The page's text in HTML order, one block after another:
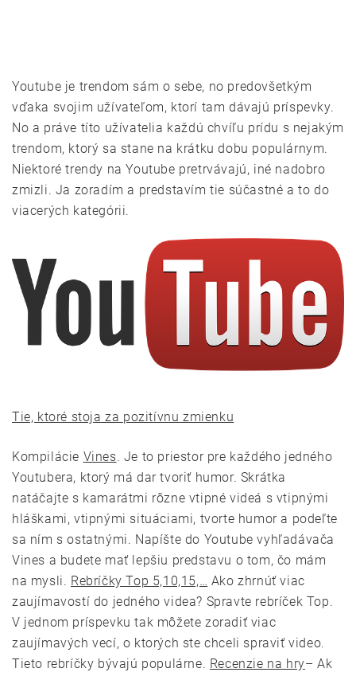
Youtube je trendom sám o sebe, no predovšetkým
vďaka svojim užívateľom, ktorí tam dávajú príspevky.
No a práve títo užívatelia každú chvíľu prídu s nejakým
trendom, ktorý sa stane na krátku dobu populárnym.
Niektoré trendy na Youtube pretrvávajú, iné nadobro
zmizli. Ja zoradím a predstavím tie súčastné a to do
viacerých kategórii.
Tie, ktoré stoja za pozitívnu zmienku
Kompilácie Vines. Je to priestor pre každého jedného
Youtubera, ktorý má dar tvoriť humor. Skrátka
natáčajte s kamarátmi rôzne vtipné videá s vtipnými
hláškami, vtipnými situáciami, tvorte humor a podeľte
sa ním s ostatnými. Napíšte do Youtube vyhľadávača
Vines a budete mať lepšiu predstavu o tom, čo mám
na mysli. Rebríčky Top 5,10,15,… Ako zhrnúť viac
zaujímavostí do jedného videa? Spravte rebríček Top.
V jednom príspevku tak môžete zoradiť viac
zaujímavých vecí, o ktorých ste chceli spraviť video.
Tieto rebríčky bývajú populárne. Recenzie na hry– Ak